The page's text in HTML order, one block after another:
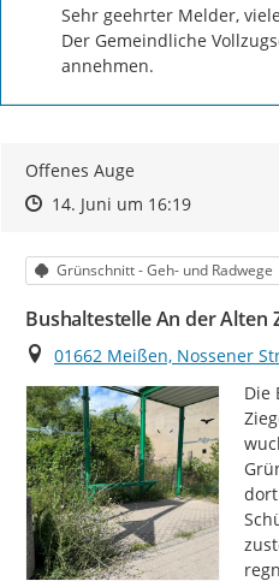
Sehr geehrter Melder,
Der Gemeindliche
annehmen.
Offenes Auge
Zeitpunkt des Erstellens
Zeitpunkt des Erstellens
14. Juni um 16:19Zur
Kategorie
Grünschnitt - Geh- und Radwege
Bushaltestelle An der Alten
Ort
01662 Meißen, Nossener
Die